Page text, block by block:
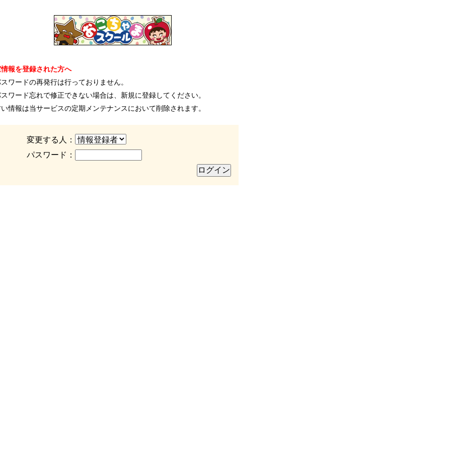
報を登録された方へ
スワードの再発行は行っておりません。
スワード忘れで修正できない場合は、新規に登録してください。
い情報は当サービスの定期メンテナンスにおいて削除されます。
変更する人：
パスワード：